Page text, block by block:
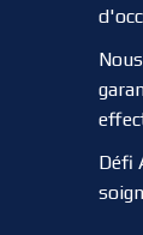
Défi